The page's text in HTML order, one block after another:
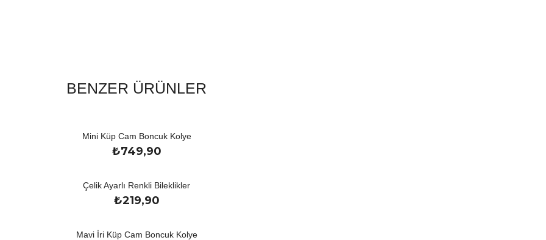
BENZER ÜRÜNLER
Mini Küp Cam Boncuk Kolye
₺749,90
Çelik Ayarlı Renkli Bileklikler
₺219,90
Mavi İri Küp Cam Boncuk Kolye